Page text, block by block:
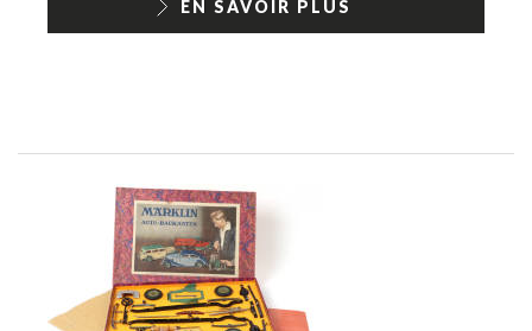
EN SAVOIR PLUS